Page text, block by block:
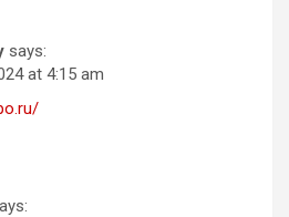
says:
at 4:15 am